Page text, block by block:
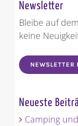
Newsletter
Bleibe auf
keine
NEWSLETTER
Neueste
Camping